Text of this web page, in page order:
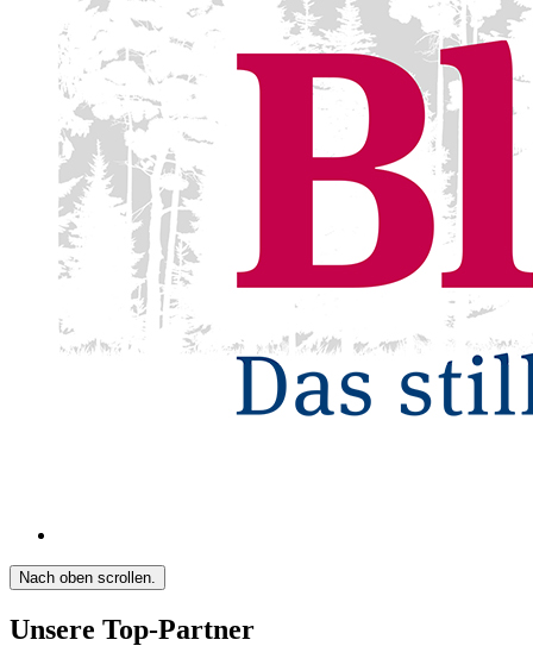
Nach oben scrollen.
Unsere Top-Partner